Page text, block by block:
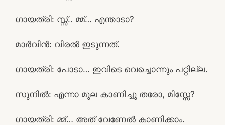
ഗായത്രി: സ്സ്‌.. മ്മ്… എന്താടാ?
മാർവിൻ: വിരൽ ഇടുന്നത്.
ഗായത്രി: പോടാ… ഇവിടെ വെച്ചൊന്നും പറ്റില്ല.
സുനിൽ: എന്നാ മുല കാണിച്ചു തരോ, മിസ്സേ?
ഗായത്രി: മ്മ്… അത് വേണേൽ കാണിക്കാം.